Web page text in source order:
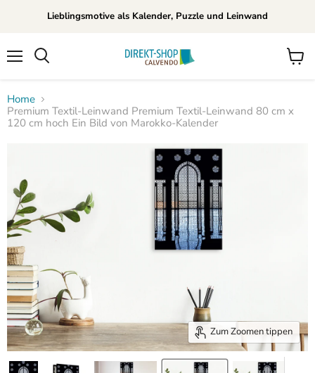
Lieblingsmotive als Kalender, Puzzle und Leinwand
Home
Premium Textil-Leinwand Premium Textil-Leinwand 80 cm x
120 cm hoch Ein Bild von Marokko-Kalender
Zum Zoomen tippen